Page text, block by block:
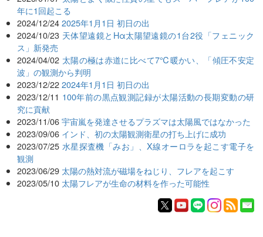
年に1回起こる
2024/12/24 2025年1月1日 初日の出
2024/10/23 天体望遠鏡とHα太陽望遠鏡の1台2役「フェニック
ス」新発売
2024/04/02 太陽の極は赤道に比べて7℃暖かい、「傾圧不安定
波」の観測から判明
2023/12/22 2024年1月1日 初日の出
2023/12/11 100年前の黒点観測記録が太陽活動の長期変動の研
究に貢献
2023/11/06 宇宙嵐を発達させるプラズマは太陽風ではなかった
2023/09/06 インド、初の太陽観測衛星の打ち上げに成功
2023/07/25 水星探査機「みお」、X線オーロラを起こす電子を
観測
2023/06/29 太陽の熱対流が磁場をねじり、フレアを起こす
2023/05/10 太陽フレアが生命の材料を作った可能性